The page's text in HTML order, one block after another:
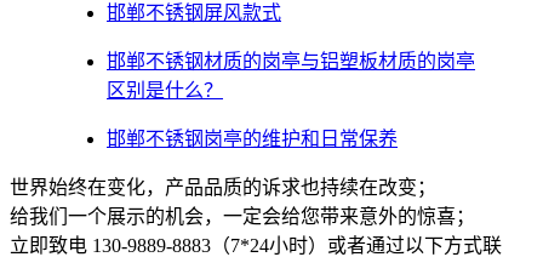
邯郸不锈钢屏风款式
邯郸不锈钢材质的岗亭与铝塑板材质的岗亭
区别是什么？
邯郸不锈钢岗亭的维护和日常保养
世界始终在变化，产品品质的诉求也持续在改变；
给我们一个展示的机会，一定会给您带来意外的惊喜；
立即致电 130-9889-8883（7*24小时）或者通过以下方式联